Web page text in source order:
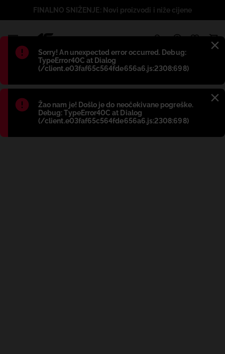
Błąd:
Sorry! An unexpected error occurred. Debug:
TypeError40C at Dialog
(/client.e03faf65c564fde656a6.js:2308:698)
Błąd:
Žao nam je! Došlo je do neočekivane pogreške.
Debug: TypeError40C at Dialog
(/client.e03faf65c564fde656a6.js:2308:698)
FINALNO SNIŽENJE: Novi proizvodi i niže cijene